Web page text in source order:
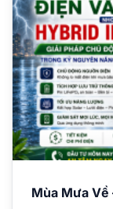
Mùa Mưa